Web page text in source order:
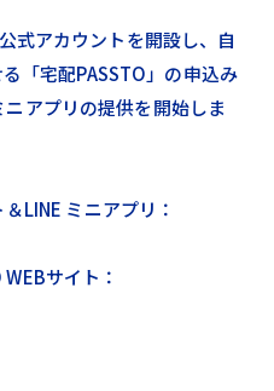
式アカウントを開設し、自
「宅配PASSTO」の申込み
アプリの提供を開始しま
LINE ミニアプリ：
サイト：